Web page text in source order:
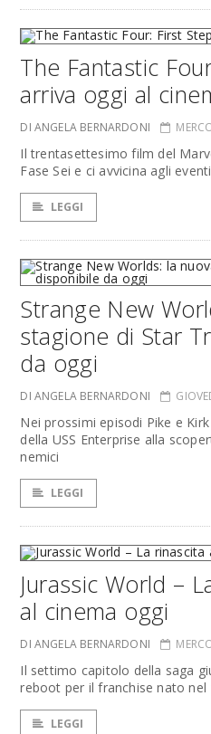
The Fantastic
arriva oggi al
DI ANGELA BERNARDONI
Il trentasettesimo film del
Fase Sei e ci avvicina agli
LEGGI
Strange New
stagione di Star
da oggi
DI ANGELA BERNARDONI
Nei prossimi episodi Pike e
della USS Enterprise alla
nemici
LEGGI
Jurassic World –
al cinema oggi
DI ANGELA BERNARDONI
Il settimo capitolo della saga
reboot per il franchise nato nel
LEGGI